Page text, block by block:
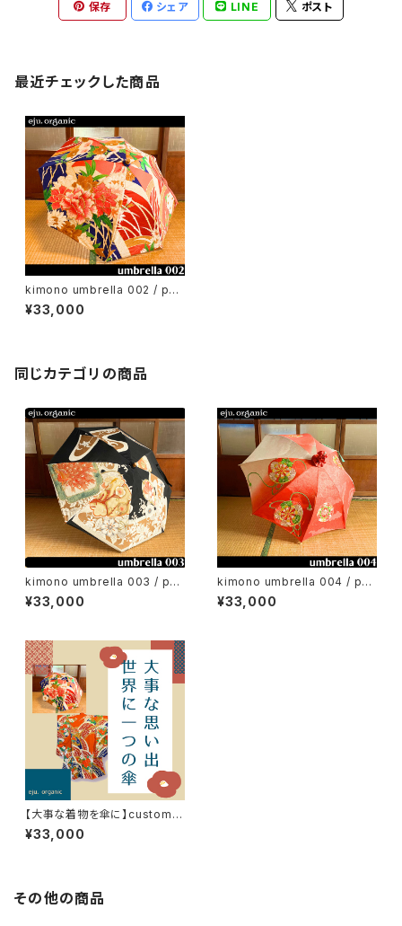
保存 シェア LINE ポスト
最近チェックした商品
kimono umbrella 002 / par
asol
¥33,000
同じカテゴリの商品
kimono umbrella 003 / par
asol
¥33,000
kimono umbrella 004 / par
asol
¥33,000
【大事な着物を傘に】custom
made umbrella
¥33,000
その他の商品